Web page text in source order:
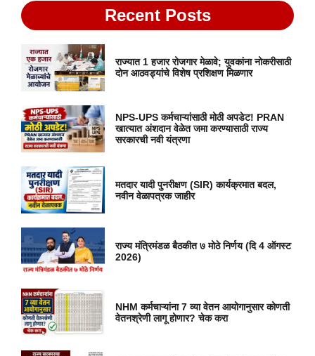
Recent Posts
राज्यात 1 हजार रोजगार मेळावे; युवकांना नोकरीसाठी
दोन आठवड्यांचे विशेष प्रशिक्षण मिळणार
NPS-UPS कर्मचाऱ्यांसाठी मोठी अपडेट! PRAN
खात्यात अंशदान वेळेत जमा करण्यासाठी राज्य
सरकारची नवी यंत्रणा
मतदार यादी पुनरीक्षण (SIR) कार्यक्रमात बदल,
नवीन वेळापत्रक जाहीर
राज्य मंत्रिमंडळ बैठकीत ७ मोठे निर्णय (दि 4 ऑगस्ट
2026)
NHM कर्मचाऱ्यांना 7 व्या वेतन आयोगानुसार कोणती
वेतनश्रेणी लागू होणार? चेक करा